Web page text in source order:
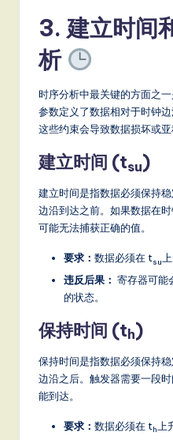
3. 建立时间
析
时序分析中最关键的方面之
参数定义了数据相对于时钟
这些约束会导致数据损坏或亚
建立时间 (tsu)
建立时间是指数据必须保持
边沿到达之前。如果数据在
可能无法捕获正确的值。
要求： 数据必须在 tsu
违反后果： 寄存器可能
的状态。
保持时间 (th)
保持时间是指数据必须保持
边沿之后。触发器需要一段
能到达。
要求： 数据必须在 th 上